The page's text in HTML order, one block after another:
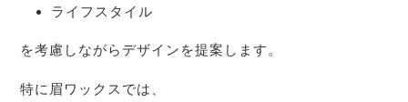
ライフスタイル
を考慮しながらデザインを提案します。
特に眉ワックスでは、